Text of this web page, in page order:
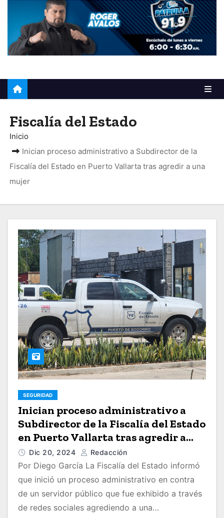
Fiscalía del Estado
Inicio
Inician proceso administrativo a Subdirector de la
Fiscalía del Estado en Puerto Vallarta tras agredir a una
mujer
SEGURIDAD
Inician proceso administrativo a
Subdirector de la Fiscalía del Estado
en Puerto Vallarta tras agredir a
una mujer
Dic 20, 2024 Redacción
Por Diego García La Fiscalía del Estado informó
que inició un proceso administrativo en contra
de un servidor público que fue exhibido a través
de redes sociales agrediendo a una…